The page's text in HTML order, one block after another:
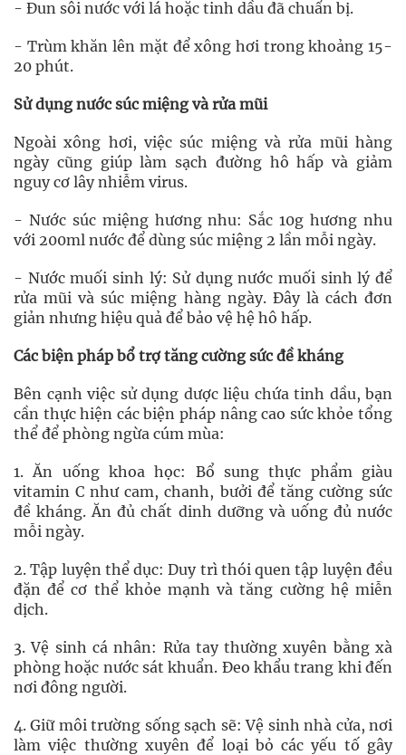
- Đun sôi nước với lá hoặc tinh dầu đã chuẩn bị.
- Trùm khăn lên mặt để xông hơi trong khoảng 15-
20 phút.
Sử dụng nước súc miệng và rửa mũi
Ngoài xông hơi, việc súc miệng và rửa mũi hàng
ngày cũng giúp làm sạch đường hô hấp và giảm
nguy cơ lây nhiễm virus.
- Nước súc miệng hương nhu: Sắc 10g hương nhu
với 200ml nước để dùng súc miệng 2 lần mỗi ngày.
- Nước muối sinh lý: Sử dụng nước muối sinh lý để
rửa mũi và súc miệng hàng ngày. Đây là cách đơn
giản nhưng hiệu quả để bảo vệ hệ hô hấp.
Các biện pháp bổ trợ tăng cường sức đề kháng
Bên cạnh việc sử dụng dược liệu chứa tinh dầu, bạn
cần thực hiện các biện pháp nâng cao sức khỏe tổng
thể để phòng ngừa cúm mùa:
1. Ăn uống khoa học: Bổ sung thực phẩm giàu
vitamin C như cam, chanh, bưởi để tăng cường sức
đề kháng. Ăn đủ chất dinh dưỡng và uống đủ nước
mỗi ngày.
2. Tập luyện thể dục: Duy trì thói quen tập luyện đều
đặn để cơ thể khỏe mạnh và tăng cường hệ miễn
dịch.
3. Vệ sinh cá nhân: Rửa tay thường xuyên bằng xà
phòng hoặc nước sát khuẩn. Đeo khẩu trang khi đến
nơi đông người.
4. Giữ môi trường sống sạch sẽ: Vệ sinh nhà cửa, nơi
làm việc thường xuyên để loại bỏ các yếu tố gây